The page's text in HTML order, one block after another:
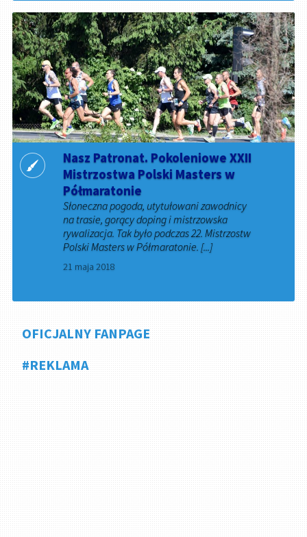
Nasz Patronat. Pokoleniowe XXII
Mistrzostwa Polski Masters w
Półmaratonie
Słoneczna pogoda, utytułowani zawodnicy
na trasie, gorący doping i mistrzowska
rywalizacja. Tak było podczas 22. Mistrzostw
Polski Masters w Półmaratonie. [...]
21 maja 2018
OFICJALNY FANPAGE
#REKLAMA